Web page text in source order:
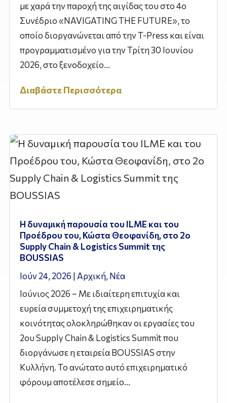
με χαρά την παροχή της αιγίδας του στο 4ο
Συνέδριο «NAVIGATING THE FUTURE», το
οποίο διοργανώνεται από την T-Press και είναι
προγραμματισμένο για την Τρίτη 30 Ιουνίου
2026, στο ξενοδοχείο...
Διαβάστε Περισσότερα
Η δυναμική παρουσία του ILME και του
Προέδρου του, Κώστα Θεοφανίδη, στο 2ο
Supply Chain & Logistics Summit της
BOUSSIAS
Ιούν 24, 2026 | Αρχική, Νέα
Ιούνιος 2026 – Με ιδιαίτερη επιτυχία και
ευρεία συμμετοχή της επιχειρηματικής
κοινότητας ολοκληρώθηκαν οι εργασίες του
2ου Supply Chain & Logistics Summit που
διοργάνωσε η εταιρεία BOUSSIAS στην
Κυλλήνη. Το ανώτατο αυτό επιχειρηματικό
φόρουμ αποτέλεσε σημείο...